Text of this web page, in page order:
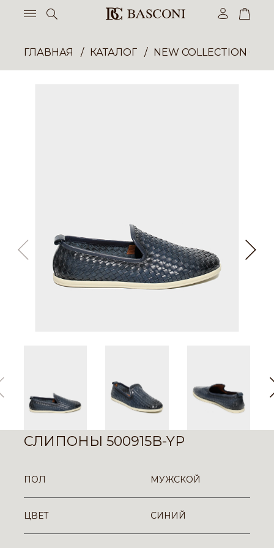
ГЛАВНАЯ КАТАЛОГ NEW COLLECTION
СЛИПОНЫ 500915B-YP
ПОЛ МУЖСКОЙ
ЦВЕТ СИНИЙ